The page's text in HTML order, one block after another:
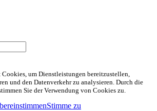
Cookies, um Dienstleistungen bereitzustellen,
und den Datenverkehr zu analysieren. Durch die
Sie der Verwendung von Cookies zu.
Stimme zu